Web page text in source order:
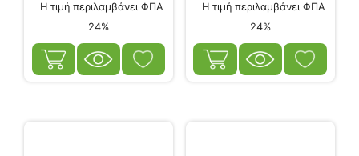
Η τιμή περιλαμβάνει ΦΠΑ
24%
Η τιμή περιλαμβάνει ΦΠΑ
24%